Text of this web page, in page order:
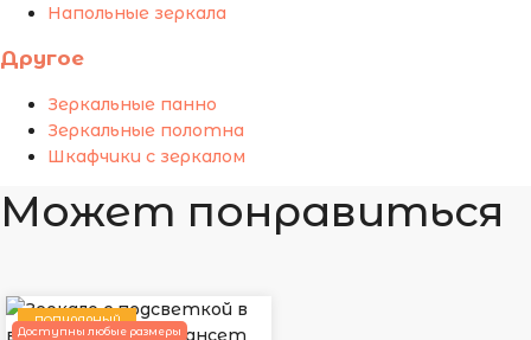
Напольные зеркала
Другое
Зеркальные панно
Зеркальные полотна
Шкафчики с зеркалом
Может понравиться
ПОПУЛЯРНЫЙ
Доступны любые размеры